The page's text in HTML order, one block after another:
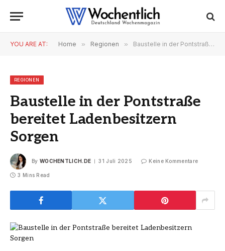
YOU ARE AT: Home » Regionen » Baustelle in der Pontstraße bereitet Ladenbesitzern Sorgen
REGIONEN
Baustelle in der Pontstraße
bereitet Ladenbesitzern
Sorgen
By WOCHENTLICH.DE 31 Juli 2025 Keine Kommentare
3 Mins Read